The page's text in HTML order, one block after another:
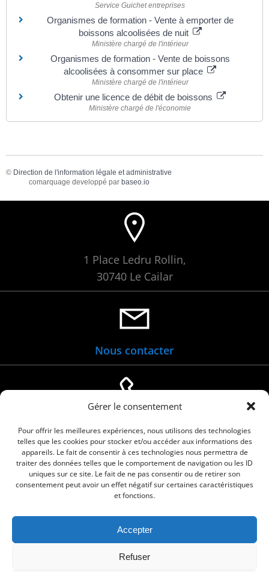
Gérer le consentement
Pour offrir les meilleures expériences, nous utilisons des technologies
telles que les cookies pour stocker et/ou accéder aux informations des
appareils. Le fait de consentir à ces technologies nous permettra de
traiter des données telles que le comportement de navigation ou les ID
uniques sur ce site. Le fait de ne pas consentir ou de retirer son
consentement peut avoir un effet négatif sur certaines caractéristiques
et fonctions.
Accepter
Refuser
Service Guichet entreprises
Organismes de formation - Vente à emporter de
boissons alcoolisées de nuit
Ministère chargé de l'intérieur
Organismes de formation - Vente de boissons
alcoolisées à consommer sur place
Ministère chargé de l'intérieur
Obtenir une licence de débit de boissons
Ministère chargé de l'économie
© Direction de l'information légale et administrative
comarquage developpé par baseo.io
1 Place Ledru Rollin,
30740 Le Cailar
Nous contacter
04 66 88 01 05
© 2026 Commune de Le Cailar. Service proposé